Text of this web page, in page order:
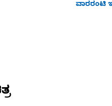
ವಾರರಂಟಿ